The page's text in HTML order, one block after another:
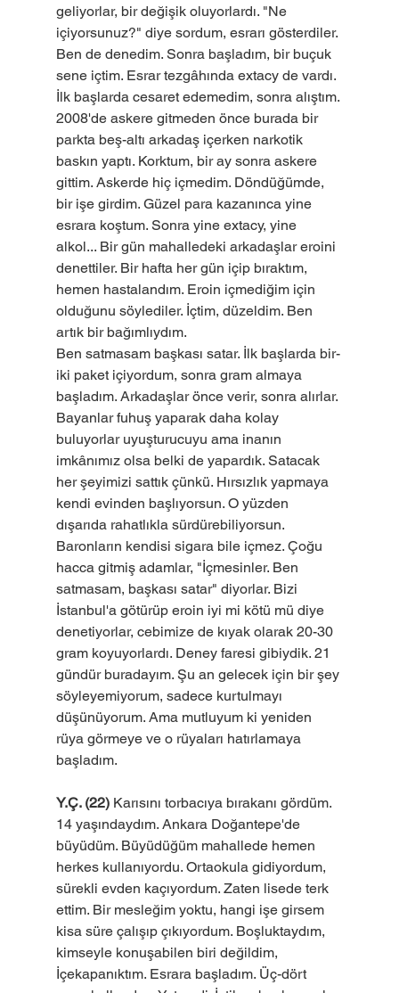
geliyorlar, bir değişik oluyorlardı. "Ne
içiyorsunuz?" diye sordum, esrarı gösterdiler.
Ben de denedim. Sonra başladım, bir buçuk
sene içtim. Esrar tezgâhında extacy de vardı.
İlk başlarda cesaret edemedim, sonra alıştım.
2008'de askere gitmeden önce burada bir
parkta beş-altı arkadaş içerken narkotik
baskın yaptı. Korktum, bir ay sonra askere
gittim. Askerde hiç içmedim. Döndüğümde,
bir işe girdim. Güzel para kazanınca yine
esrara koştum. Sonra yine extacy, yine
alkol... Bir gün mahalledeki arkadaşlar eroini
denettiler. Bir hafta her gün içip bıraktım,
hemen hastalandım. Eroin içmediğim için
olduğunu söylediler. İçtim, düzeldim. Ben
artık bir bağımlıydım.
Ben satmasam başkası satar. İlk başlarda bir-
iki paket içiyordum, sonra gram almaya
başladım. Arkadaşlar önce verir, sonra alırlar.
Bayanlar fuhuş yaparak daha kolay
buluyorlar uyuşturucuyu ama inanın
imkânımız olsa belki de yapardık. Satacak
her şeyimizi sattık çünkü. Hırsızlık yapmaya
kendi evinden başlıyorsun. O yüzden
dışarıda rahatlıkla sürdürebiliyorsun.
Baronların kendisi sigara bile içmez. Çoğu
hacca gitmiş adamlar, "İçmesinler. Ben
satmasam, başkası satar" diyorlar. Bizi
İstanbul'a götürüp eroin iyi mi kötü mü diye
denetiyorlar, cebimize de kıyak olarak 20-30
gram koyuyorlardı. Deney faresi gibiydik. 21
gündür buradayım. Şu an gelecek için bir şey
söyleyemiyorum, sadece kurtulmayı
düşünüyorum. Ama mutluyum ki yeniden
rüya görmeye ve o rüyaları hatırlamaya
başladım.
Y.Ç. (22) Karısını torbacıya bırakanı gördüm.
14 yaşındaydım. Ankara Doğantepe'de
büyüdüm. Büyüdüğüm mahallede hemen
herkes kullanıyordu. Ortaokula gidiyordum,
sürekli evden kaçıyordum. Zaten lisede terk
ettim. Bir mesleğim yoktu, hangi işe girsem
kisa süre çalışıp çıkıyordum. Boşluktaydım,
kimseyle konuşabilen biri değildim,
İçekapanıktım. Esrara başladım. Üç-dört